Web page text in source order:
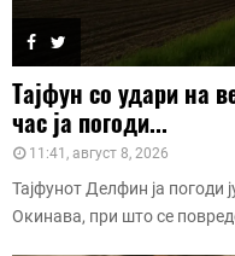
Тајфун со удари на
час ја погоди...
11:41, август 8, 2026
Тајфунот Делфин ја погоди
Окинава, при што се